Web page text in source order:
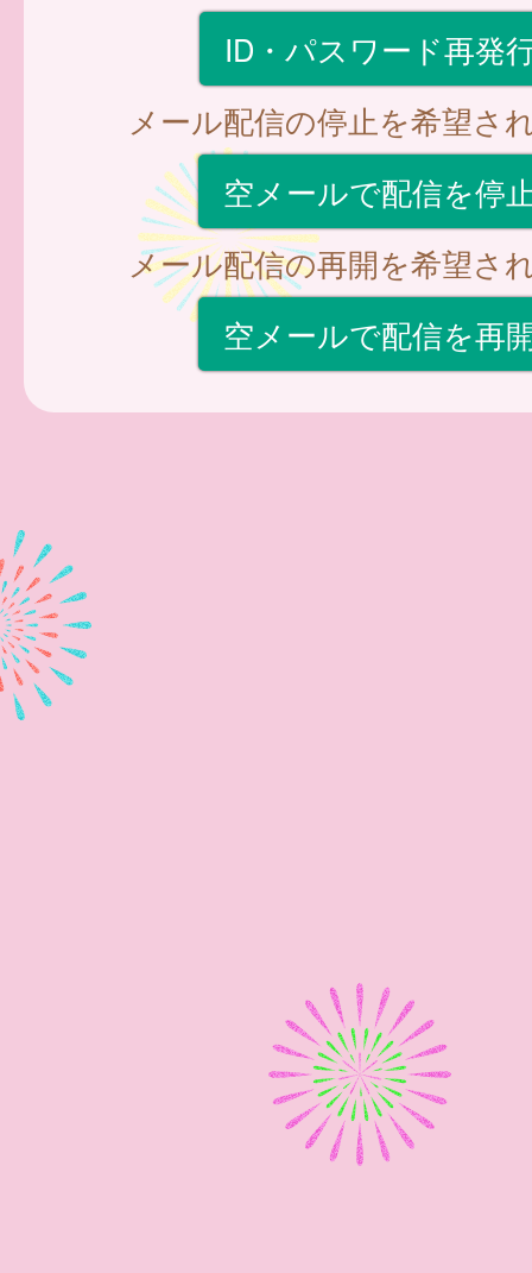
ID・パスワード再発
メール配信の停止を希望さ
空メールで配信を停
メール配信の再開を希望さ
空メールで配信を再